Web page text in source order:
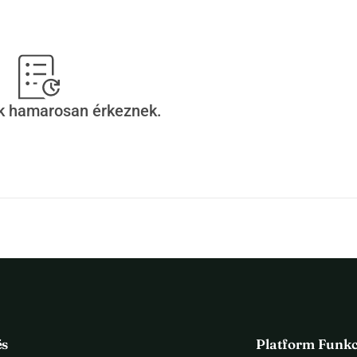
élni, mint a herceg, aki valójában!
hamarosan érkeznek.
Platform